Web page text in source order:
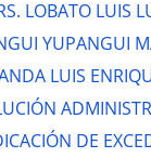
LOBATO LUIS
YUPANGUI
LUIS
DE